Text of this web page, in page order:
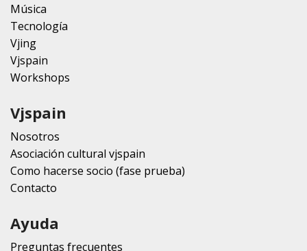
Música
Tecnología
Vjing
Vjspain
Workshops
Vjspain
Nosotros
Asociación cultural vjspain
Como hacerse socio (fase prueba)
Contacto
Ayuda
Preguntas frecuentes